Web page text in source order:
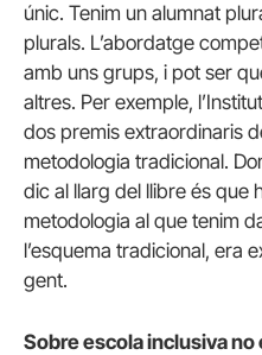
únic. Tenim un alumnat
plurals. L’abordatge
amb uns grups, i pot ser
altres. Per exemple,
dos premis extraordinaris
metodologia tradicional.
dic al llarg del llibre és que
metodologia al que tenim
l’esquema tradicional, era
gent.
Sobre escola inclusiva no